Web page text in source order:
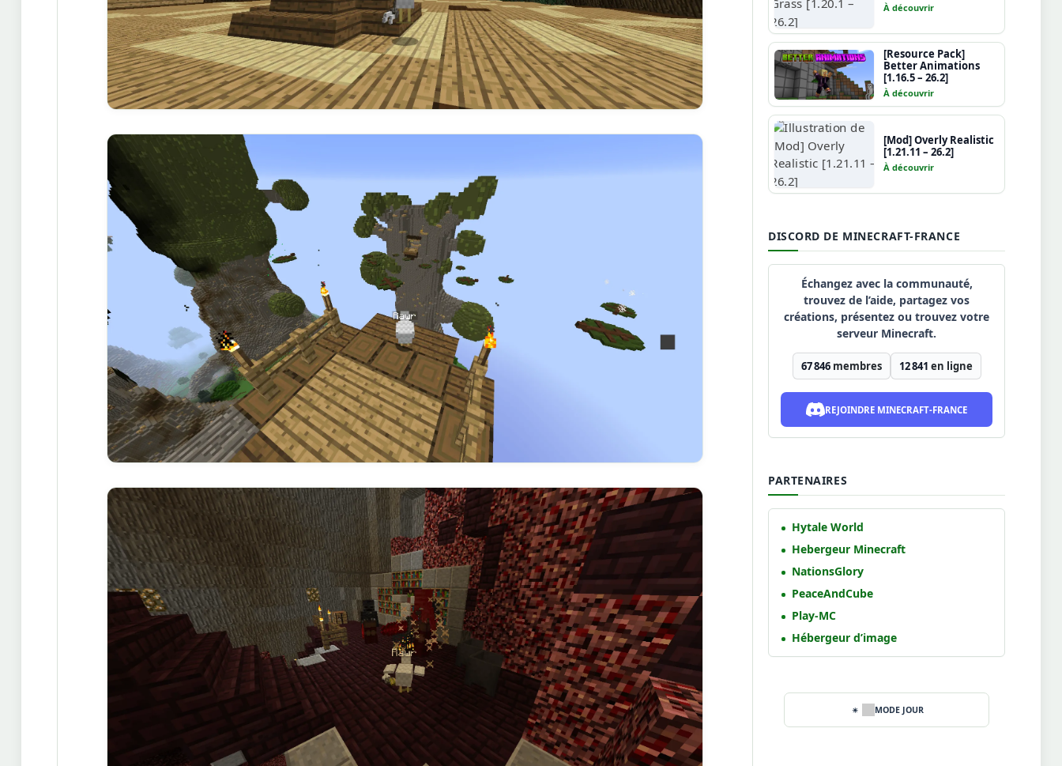
À découvrir
[Resource Pack]
Better Animations
[1.16.5 – 26.2]
À découvrir
[Mod] Overly Realistic
[1.21.11 – 26.2]
À découvrir
DISCORD DE MINECRAFT-FRANCE
Échangez avec la communauté,
trouvez de l’aide, partagez vos
créations, présentez ou trouvez votre
serveur Minecraft.
67 846membres 12 841 en ligne
REJOINDRE MINECRAFT-FRANCE
PARTENAIRES
Hytale World
Hebergeur Minecraft
NationsGlory
PeaceAndCube
Play-MC
Hébergeur d’image
MODE JOUR